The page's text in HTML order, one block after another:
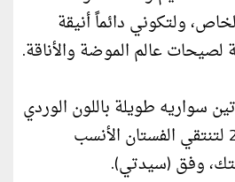
ولتكوني دائماً أنيقة
لصيحات عالم الموضة والأناقة.
سواريه طويلة باللون الوردي
من عروض ربيع 2023 لتنتقي الفستان الأنسب
وفق (سيدتي).